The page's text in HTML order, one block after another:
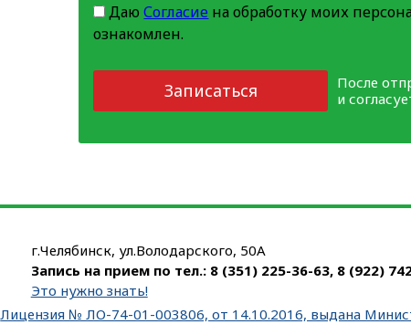
ДаюСогласие на обработку моих
ознакомлен.
Записаться
После
и
г.Челябинск, ул.Володарского, 50А
Запись на прием по тел.: 8 (351) 225-36-63, 8 (922)
Это нужно знать!
Лицензия № ЛО-74-01-003806, от 14.10.2016, выдана